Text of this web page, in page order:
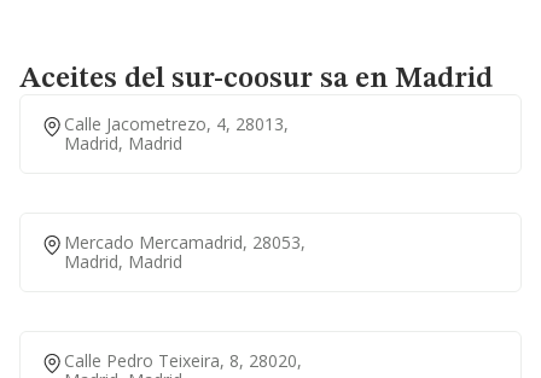
Aceites del sur-coosur sa en Madrid
Calle Jacometrezo, 4, 28013,
Madrid, Madrid
Mercado Mercamadrid, 28053,
Madrid, Madrid
Calle Pedro Teixeira, 8, 28020,